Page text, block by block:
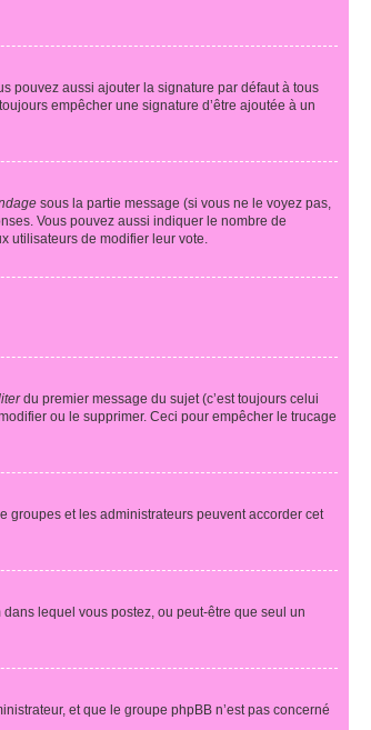
pouvez aussi ajouter la signature par défaut à tous
empêcher une signature d’être ajoutée à un
sous la partie message (si vous ne le voyez pas,
Vous pouvez aussi indiquer le nombre de
utilisateurs de modifier leur vote.
du premier message du sujet (c’est toujours celui
ou le supprimer. Ceci pour empêcher le trucage
groupes et les administrateurs peuvent accorder cet
lequel vous postez, ou peut-être que seul un
et que le groupe phpBB n’est pas concerné